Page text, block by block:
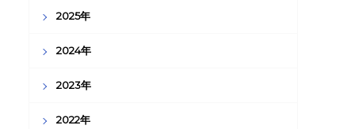
2025年
2024年
2023年
2022年